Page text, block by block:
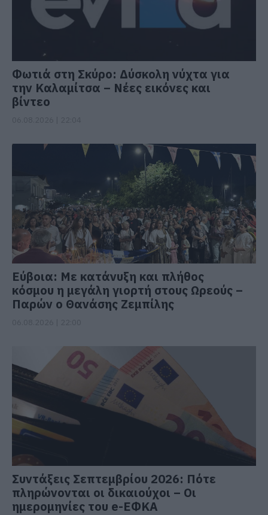
Φωτιά στη Σκύρο: Δύσκολη νύχτα για
την Καλαμίτσα – Νέες εικόνες και
βίντεο
Εύβοια: Με κατάνυξη και πλήθος
κόσμου η μεγάλη γιορτή στους Ωρεούς –
Παρών ο Θανάσης Ζεμπίλης
Συντάξεις Σεπτεμβρίου 2026: Πότε
πληρώνονται οι δικαιούχοι – Οι
ημερομηνίες του e-ΕΦΚΑ